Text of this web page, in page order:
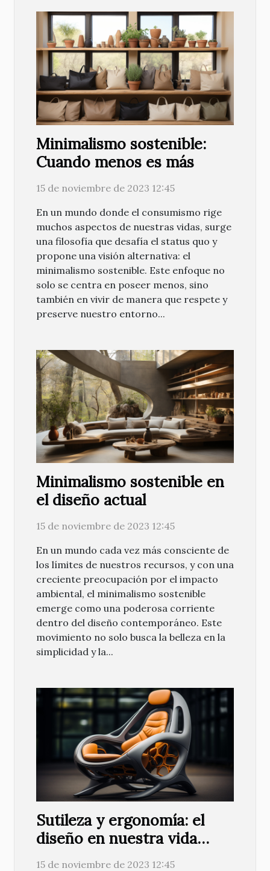
Minimalismo sostenible:
Cuando menos es más
15 de noviembre de 2023 12:45
En un mundo donde el consumismo rige
muchos aspectos de nuestras vidas, surge
una filosofía que desafía el status quo y
propone una visión alternativa: el
minimalismo sostenible. Este enfoque no
solo se centra en poseer menos, sino
también en vivir de manera que respete y
preserve nuestro entorno...
Minimalismo sostenible en
el diseño actual
15 de noviembre de 2023 12:45
En un mundo cada vez más consciente de
los límites de nuestros recursos, y con una
creciente preocupación por el impacto
ambiental, el minimalismo sostenible
emerge como una poderosa corriente
dentro del diseño contemporáneo. Este
movimiento no solo busca la belleza en la
simplicidad y la...
Sutileza y ergonomía: el
diseño en nuestra vida
cotidiana
15 de noviembre de 2023 12:45